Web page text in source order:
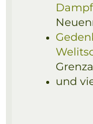
und